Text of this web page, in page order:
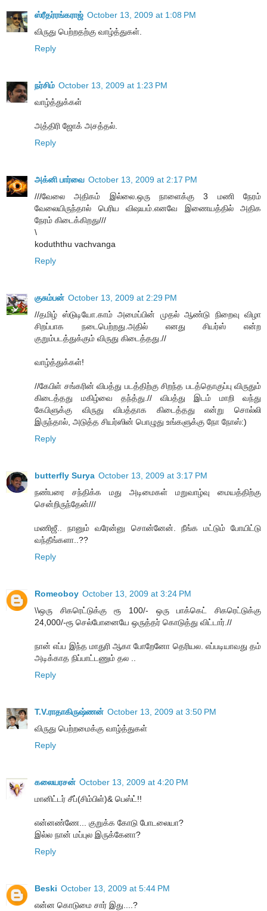
ஸ்ரீதர்ரங்கராஜ் October 13, 2009 at 1:08 PM
விருது பெற்றதற்கு வாழ்த்துகள்.
Reply
நர்சிம் October 13, 2009 at 1:23 PM
வாழ்த்துக்கள்
அத்திரி ஜோக் அசத்தல்.
Reply
அக்னி பார்வை October 13, 2009 at 2:17 PM
///வேலை அதிகம் இல்லை.ஒரு நாளைக்கு 3 மணி நேரம்
வேலையிருந்தால் பெரிய விஷயம்.எனவே இணையத்தில் அதிக
நேரம் கிடைக்கிறது///
\
koduththu vachvanga
Reply
குசும்பன் October 13, 2009 at 2:29 PM
//தமிழ் ஸ்டுடியோ.காம் அமைப்பின் முதல் ஆண்டு நிறைவு விழா
சிறப்பாக நடைபெற்றது.அதில் எனது சியர்ஸ் என்ற
குறும்படத்துக்கும் விருது கிடைத்தது.//
வாழ்த்துக்கள்!
//கேபிள் சங்கரின் விபத்து படத்திற்கு சிறந்த படத்தொகுப்பு விருதும்
கிடைத்தது மகிழ்வை தந்த்து.// விபத்து இடம் மாறி வந்து
கேபிளுக்கு விருது விபத்தாக கிடைத்தது என்று சொல்லி
இருந்தால், அடுத்த சியர்ஸின் பொழுது உங்களுக்கு நோ நோஸ்:)
Reply
butterfly Surya October 13, 2009 at 3:17 PM
நண்பரை சந்திக்க மது அடிமைகள் மறுவாழ்வு மையத்திற்கு
சென்றிருந்தேன்///
மணிஜீ.. நானும் வரேன்னு சொன்னேன். நீங்க மட்டும் போயிட்டு
வந்தீங்களா..??
Reply
Romeoboy October 13, 2009 at 3:24 PM
\\ஒரு சிகரெட்டுக்கு ரூ 100/- ஒரு பாக்கெட் சிகரெட்டுக்கு
24,000/-ரூ செல்போனையே ஒருத்தர் கொடுத்து விட்டார்.//
நான் எப்ப இந்த மாதுரி ஆகா போறேனோ தெரியல. எப்படியாவது தம்
அடிக்காத நிப்பாட்டணும் தல ..
Reply
T.V.ராதாகிருஷ்ணன் October 13, 2009 at 3:50 PM
விருது பெற்றமைக்கு வாழ்த்துகள்
Reply
கலையரசன் October 13, 2009 at 4:20 PM
மானிட்டர் சீப்(சிம்பிள்)& பெஸ்ட்!!
என்னண்ணே... குறுக்க கோடு போடலையா?
இல்ல நான் மப்புல இருக்கேனா?
Reply
Beski October 13, 2009 at 5:44 PM
என்ன கொடுமை சார் இது....?